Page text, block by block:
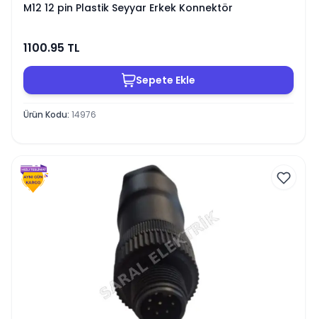
M12 12 pin Plastik Seyyar Erkek Konnektör
1100.95 TL
Sepete Ekle
Ürün Kodu: 14976